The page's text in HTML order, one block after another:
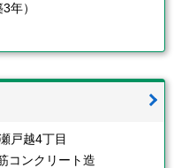
年）
戸越4丁目
コンクリート造